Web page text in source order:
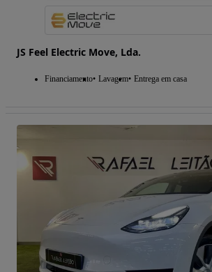
JS Feel Electric Move, Lda.
Financiamento Lavagem Entrega em casa